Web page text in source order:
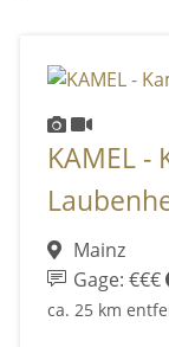
KAMEL
Mainz
Gage: €€€
ca. 25 km